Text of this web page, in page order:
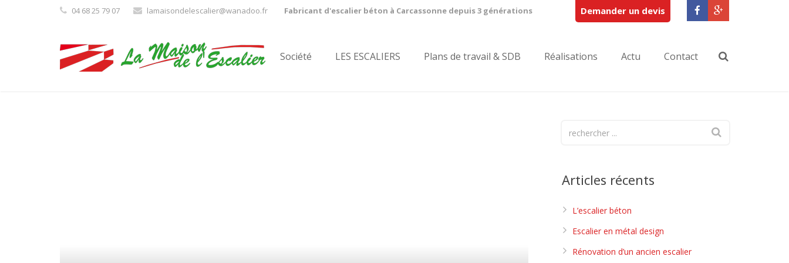
04 68 25 79 07 lamaisondelescalier@wanadoo.fr Fabricant d'escalier béton à Carcassonne depuis 3 générations Demander un devis
Société LES ESCALIERS Plans de travail & SDB Réalisations Actu Contact
Articles récents
L’escalier béton
Escalier en métal design
Rénovation d’un ancien escalier